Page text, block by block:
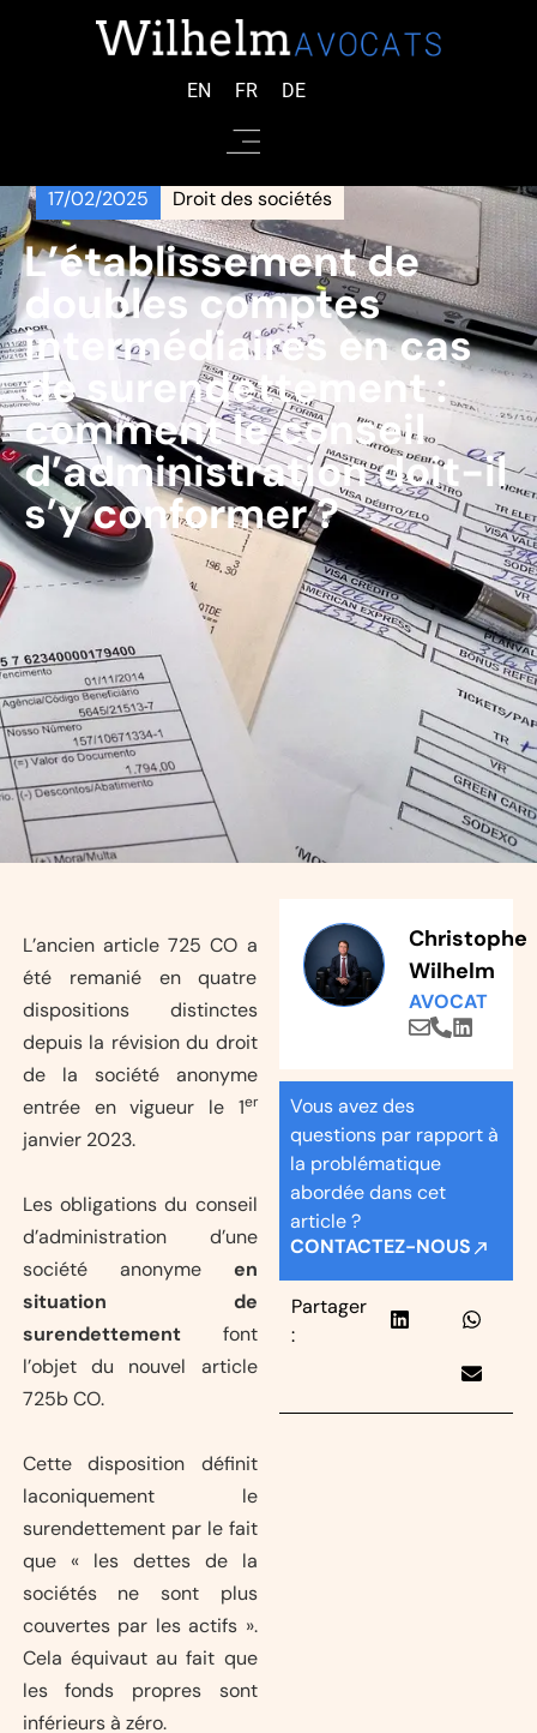
EN FR DE
17/02/2025 Droit des sociétés
L’établissement de
doubles comptes
intermédiaires en cas
de surendettement :
comment le conseil
d’administration doit-il
s’y conformer ?
L’ancien article 725 CO a
été remanié en quatre
dispositions distinctes
depuis la révision du droit
de la société anonyme
entrée en vigueur le 1er
janvier 2023.
Les obligations du conseil
d’administration d’une
société anonyme en
situation de
surendettementfont
l’objet du nouvel article
725b CO.
Cette disposition définit
laconiquement le
surendettement par le fait
que « les dettes de la
sociétés ne sont plus
couvertes par les actifs ».
Cela équivaut au fait que
les fonds propres sont
inférieurs à zéro.
Christophe
Wilhelm
AVOCAT
Vous avez des
questions par rapport à
la problématique
abordée dans cet
article ?
CONTACTEZ-NOUS
Partager
: